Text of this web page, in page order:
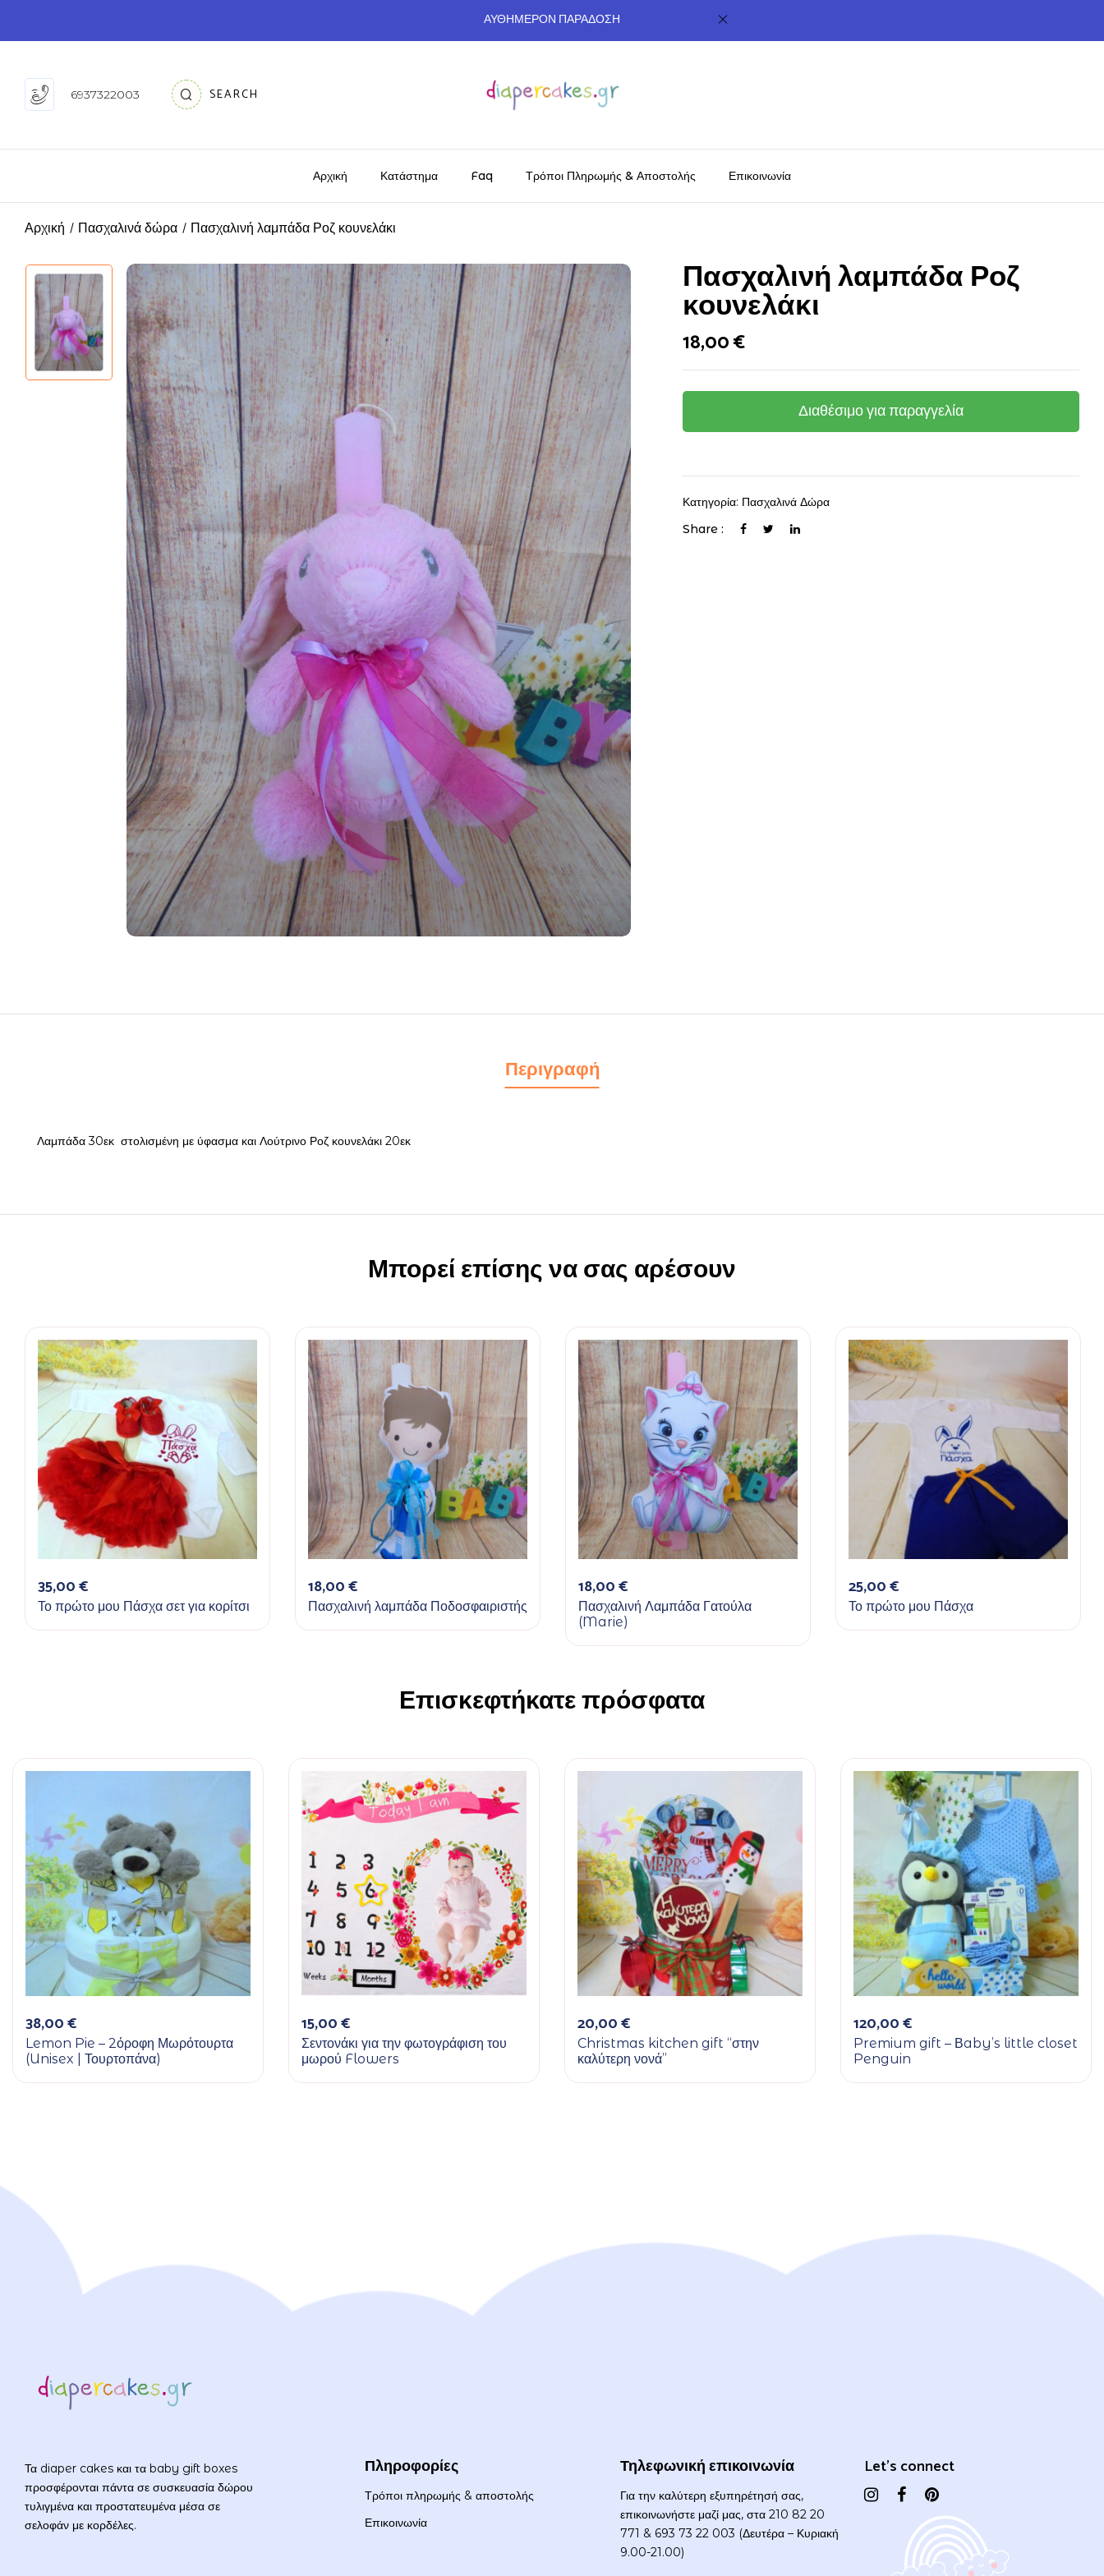
ΑΥΘΗΜΕΡΟΝ ΠΑΡΑΔΟΣΗ
6937322003 SEARCH
Αρχική Κατάστημα Faq Τρόποι Πληρωμής & Αποστολής Επικοινωνία
Αρχική Πασχαλινά δώρα Πασχαλινή λαμπάδα Ροζ κουνελάκι
Πασχαλινή λαμπάδα Ροζ
κουνελάκι
18,00€
Διαθέσιμο για παραγγελία
Κατηγορία: Πασχαλινά Δώρα
Share :
Περιγραφή
Λαμπάδα 30εκ στολισμένη με ύφασμα και Λούτρινο Ροζ κουνελάκι 20εκ
Μπορεί επίσης να σας αρέσουν
35,00€
Το πρώτο μου Πάσχα σετ για κορίτσι
18,00€
Πασχαλινή λαμπάδα Ποδοσφαιριστής
18,00€
Πασχαλινή Λαμπάδα Γατούλα
(Marie)
25,00€
Το πρώτο μου Πάσχα
Επισκεφτήκατε πρόσφατα
38,00€
Lemon Pie – 2όροφη Μωρότουρτα
(Unisex | Τουρτοπάνα)
15,00€
Σεντονάκι για την φωτογράφιση του
μωρού Flowers
20,00€
Christmas kitchen gift “στην
καλύτερη νονά”
120,00€
Premium gift – Βaby’s little closet
Penguin
Τα diaper cakes και τα baby gift boxes
προσφέρονται πάντα σε συσκευασία δώρου
τυλιγμένα και προστατευμένα μέσα σε
σελοφάν με κορδέλες.
Πληροφορίες
Τρόποι πληρωμής & αποστολής
Επικοινωνία
Τηλεφωνική επικοινωνία
Για την καλύτερη εξυπηρέτησή σας,
επικοινωνήστε μαζί μας, στα 210 82 20
771 & 693 73 22 003 (Δευτέρα – Κυριακή
9.00-21.00)
Let's connect